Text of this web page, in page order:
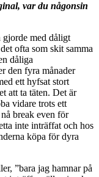
var du någonsin
gjorde med dåligt
ofta som skit samma
dåliga
den fyra månader
ett hyfsat stort
att ta täten. Det är
vidare trots ett
break even för
inte inträffat och hos
köpa för dyra
”bara jag hamnar på